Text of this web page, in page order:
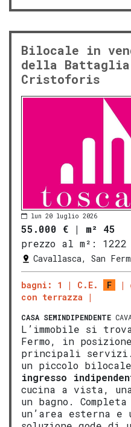
Bilocale in
della
Cristoforis
lun 20 luglio 2026
55.000 € | m² 45
prezzo al m²:
1222
Cavallasca, San
bagni: 1 C.E. F
con terrazza
CASA SEMINDIPENDENTE
L’immobile si
Fermo, in
principali servizi.
un piccolo bilocale
ingresso
cucina a vista,
un bagno.
un’area esterna e